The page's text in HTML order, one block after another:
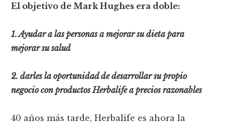
El objetivo de Mark Hughes era doble:
1. Ayudar a las personas a mejorar su dieta para
mejorar su salud
2. darles la oportunidad de desarrollar su propio
negocio con productos Herbalife a precios razonables
40 años más tarde, Herbalife es ahora la